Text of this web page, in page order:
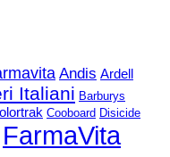
Andis Ardell
Italiani Barburys
Cooboard Disicide
FarmaVita